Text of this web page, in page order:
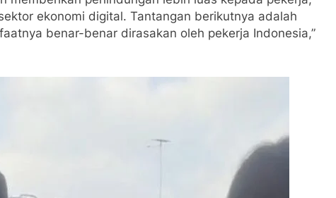
ekonomi digital. Tantangan berikutnya adalah
benar-benar dirasakan oleh pekerja Indonesia,”